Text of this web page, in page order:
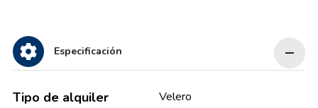
Especificación
Tipo de alquiler Velero